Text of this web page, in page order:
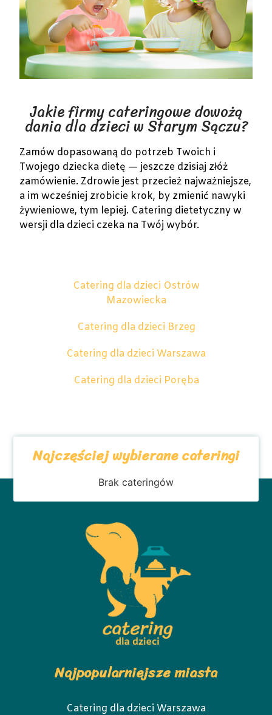
Jakie firmy cateringowe dowożą
dania dla dzieci w Starym Sączu?
Zamów dopasowaną do potrzeb Twoich i
Twojego dziecka dietę — jeszcze dzisiaj złóż
zamówienie. Zdrowie jest przecież najważniejsze,
a im wcześniej zrobicie krok, by zmienić nawyki
żywieniowe, tym lepiej. Catering dietetyczny w
wersji dla dzieci czeka na Twój wybór.
Catering dla dzieci Ostrów
Mazowiecka
Catering dla dzieci Brzeg
Catering dla dzieci Warszawa
Catering dla dzieci Poręba
Najczęściej wybierane cateringi
Brak cateringów
Najpopularniejsze miasta
Catering dla dzieci Warszawa